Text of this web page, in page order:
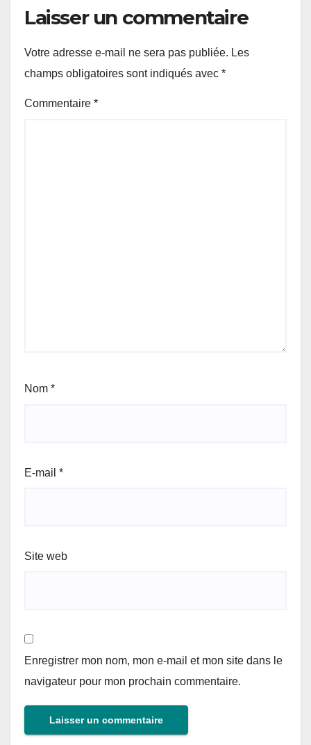
Laisser un commentaire
Votre adresse e-mail ne sera pas publiée. Les
champs obligatoires sont indiqués avec *
Commentaire *
Nom *
E-mail *
Site web
Enregistrer mon nom, mon e-mail et mon site dans le
navigateur pour mon prochain commentaire.